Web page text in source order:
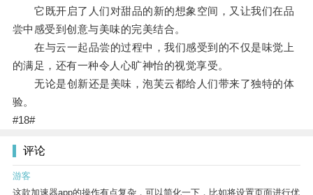
它既开启了人们对甜品的新的想象空间，又让我们在品
尝中感受到创意与美味的完美结合。
在与云一起品尝的过程中，我们感受到的不仅是味觉上
的满足，还有一种令人心旷神怡的视觉享受。
无论是创新还是美味，泡芙云都给人们带来了独特的体
验。
#18#
评论
游客
这款加速器app的操作有点复杂，可以简化一下，比如将设置页面进行优